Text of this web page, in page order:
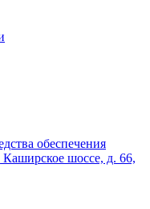
обеспечения
Каширское шоссе, д. 66,